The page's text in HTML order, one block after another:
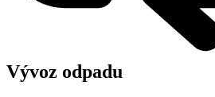
Vývoz odpadu